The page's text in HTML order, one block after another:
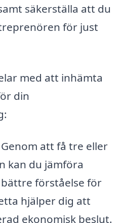
säkerställa att du
för just
med att inhämta
din
Genom att få tre eller
kan du jämföra
förståelse för
hjälper dig att
ekonomisk beslut.